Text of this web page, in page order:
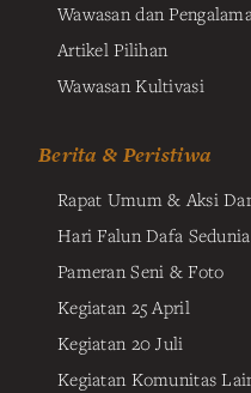
Wawasan dan
Artikel Pilihan
Wawasan Kultivasi
Berita & Peristiwa
Rapat Umum & Aksi
Hari Falun Dafa Sedunia
Pameran Seni & Foto
Kegiatan 25 April
Kegiatan 20 Juli
Kegiatan Komunitas